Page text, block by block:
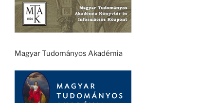
Magyar Tudományos Akadémia